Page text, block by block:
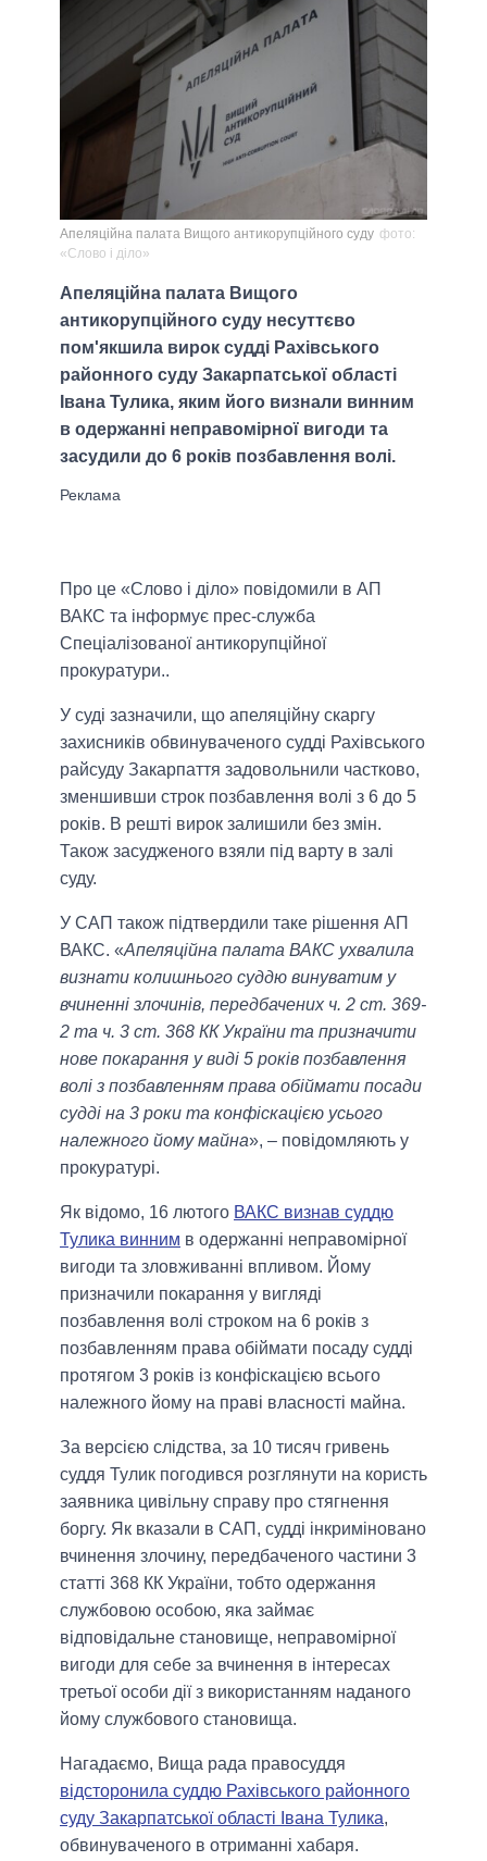
Апеляційна палата Вищого антикорупційного суду фото:
«Слово і діло»
Апеляційна палата Вищого
антикорупційного суду несуттєво
пом'якшила вирок судді Рахівського
районного суду Закарпатської області
Івана Тулика, яким його визнали винним
в одержанні неправомірної вигоди та
засудили до 6 років позбавлення волі.
Про це «Слово і діло» повідомили в АП
ВАКС та інформує прес-служба
Спеціалізованої антикорупційної
прокуратури..
У суді зазначили, що апеляційну скаргу
захисників обвинуваченого судді Рахівського
райсуду Закарпаття задовольнили частково,
зменшивши строк позбавлення волі з 6 до 5
років. В решті вирок залишили без змін.
Також засудженого взяли під варту в залі
суду.
У САП також підтвердили таке рішення АП
ВАКС. «Апеляційна палата ВАКС ухвалила
визнати колишнього суддю винуватим у
вчиненні злочинів, передбачених ч. 2 ст. 369-
2 та ч. 3 ст. 368 КК України та призначити
нове покарання у виді 5 років позбавлення
волі з позбавленням права обіймати посади
судді на 3 роки та конфіскацією усього
належного йому майна», – повідомляють у
прокуратурі.
Як відомо, 16 лютого ВАКС визнав суддю
Тулика винним в одержанні неправомірної
вигоди та зловживанні впливом. Йому
призначили покарання у вигляді
позбавлення волі строком на 6 років з
позбавленням права обіймати посаду судді
протягом 3 років із конфіскацією всього
належного йому на праві власності майна.
За версією слідства, за 10 тисяч гривень
суддя Тулик погодився розглянути на користь
заявника цивільну справу про стягнення
боргу. Як вказали в САП, судді інкриміновано
вчинення злочину, передбаченого частини 3
статті 368 КК України, тобто одержання
службовою особою, яка займає
відповідальне становище, неправомірної
вигоди для себе за вчинення в інтересах
третьої особи дії з використанням наданого
йому службового становища.
Нагадаємо, Вища рада правосуддя
відсторонила суддю Рахівського районного
суду Закарпатської області Івана Тулика,
обвинуваченого в отриманні хабаря.